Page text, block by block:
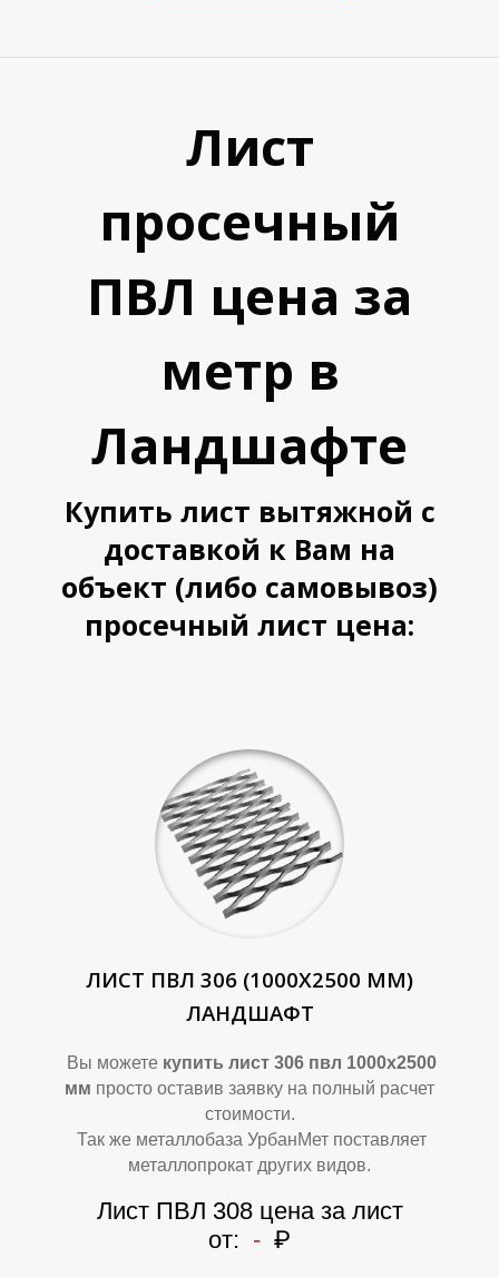
У
Б
Лист
просечный
ПВЛ цена за
метр в
Ландшафте
Купить лист вытяжной с
доставкой к Вам на
объект (либо самовывоз)
просечный лист цена:
ЛИСТ ПВЛ 306 (1000Х2500 ММ)
ЛАНДШАФТ
Вы можете купить лист 306 пвл 1000х2500
мм просто оставив заявку на полный расчет
стоимости.
Так же металлобаза УрбанМет поставляет
металлопрокат других видов.
Лист ПВЛ 308 цена за лист
от: - ₽
У
Б